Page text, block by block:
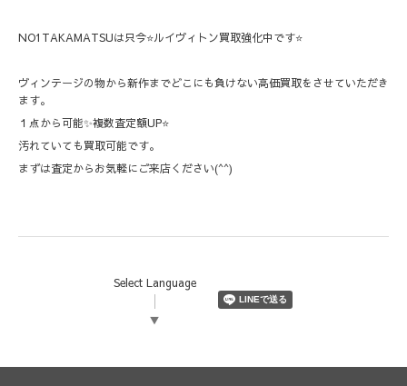
NO1TAKAMATSUは只今⭐️ルイヴィトン買取強化中です⭐️
ヴィンテージの物から新作までどこにも負けない高価買取をさせていただき
ます。
１点から可能✨複数査定額UP⭐️
汚れていても買取可能です。
まずは査定からお気軽にご来店ください(^^)
Select Language
▼